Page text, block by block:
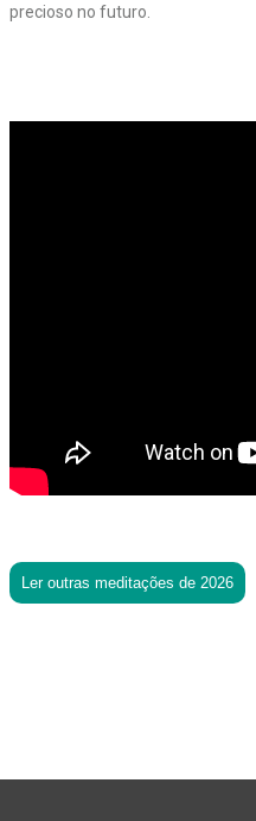
precioso no futuro.
Ler outras meditações de 2026